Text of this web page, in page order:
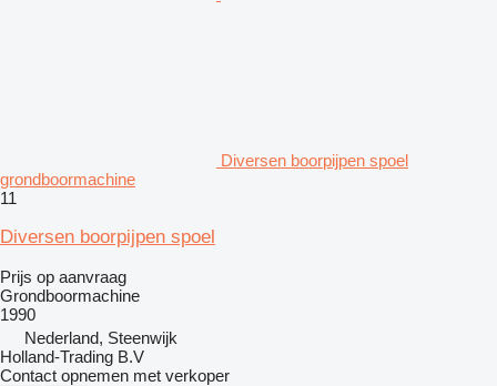
Diversen boorpijpen spoel
grondboormachine
11
Diversen boorpijpen spoel
Prijs op aanvraag
Grondboormachine
1990
Nederland, Steenwijk
Holland-Trading B.V
Contact opnemen met verkoper